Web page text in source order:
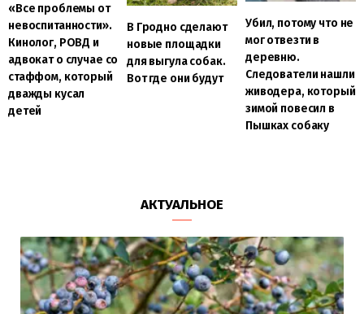
«Все проблемы от
невоспитанности».
Кинолог, РОВД и
адвокат о случае со
стаффом, который
дважды кусал
детей
В Гродно сделают
новые площадки
для выгула собак.
Вот где они будут
Убил, потому что не
мог отвезти в
деревню.
Следователи нашли
живодера, который
зимой повесил в
Пышках собаку
АКТУАЛЬНОЕ